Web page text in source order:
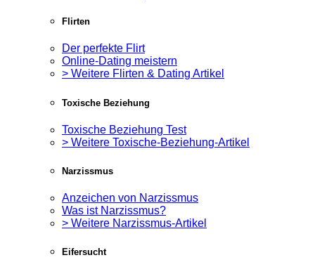
Flirten
Der perfekte Flirt
Online-Dating meistern
> Weitere Flirten & Dating Artikel
Toxische Beziehung
Toxische Beziehung Test
> Weitere Toxische-Beziehung-Artikel
Narzissmus
Anzeichen von Narzissmus
Was ist Narzissmus?
> Weitere Narzissmus-Artikel
Eifersucht